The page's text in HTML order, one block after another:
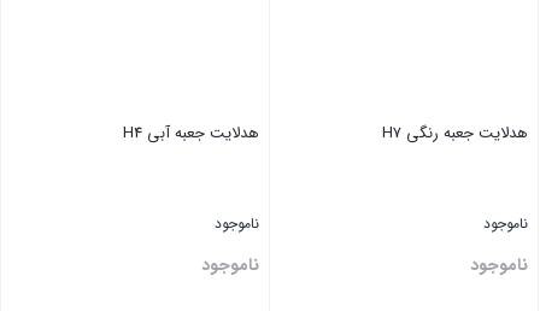
هدلایت جعبه رنگی H7
ناموجود
ناموجود
هدلایت جعبه آبی H4
ناموجود
ناموجود